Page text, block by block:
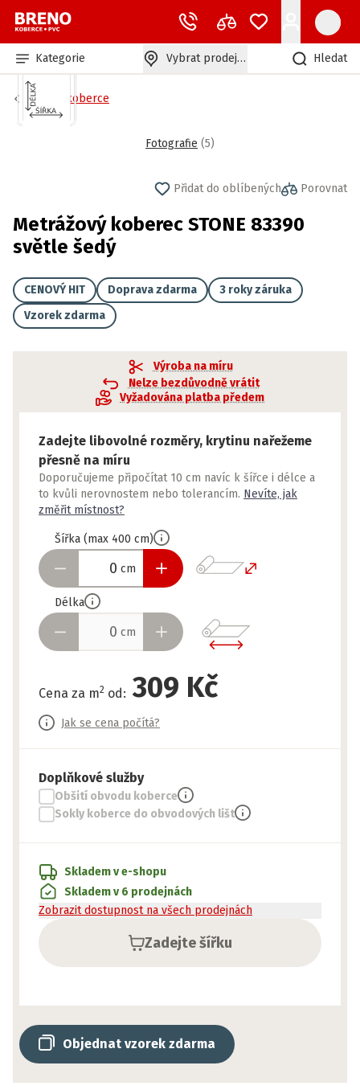
Kategorie Vybrat prodejnu Hledat
Bytové koberce
Fotografie (5)
Přidat do oblíbených Porovnat
Metrážový koberec STONE 83390
světle šedý
CENOVÝ HIT Doprava zdarma
3 roky záruka
Vzorek zdarma
Výroba na míru
Nelze bezdůvodně vrátit
Vyžadována platba předem
Zadejte libovolné rozměry, krytinu nařežeme
přesně na míru
Doporučujeme připočítat 10 cm navíc k šířce i délce a
to kvůli nerovnostem nebo tolerancím. Nevíte, jak
změřit místnost?
Šířka (max 400 cm)
cm
Délka
cm
Cena za m2 od: 309 Kč
Jak se cena počítá?
Doplňkové služby
Obšití obvodu koberce
Sokly koberce do obvodových lišt
Zadejte šířku
Skladem v e-shopu
Skladem v 6 prodejnách
Zobrazit dostupnost na všech prodejnách
Objednat vzorek zdarma